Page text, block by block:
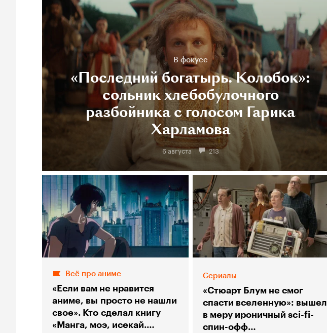
В фокусе
«Последний богатырь. Колобок»:
сольник хлебобулочного
разбойника с голосом Гарика
Харламова
6 августа 213
Всё про аниме
«Если вам не нравится
аниме, вы просто не нашли
свое». Кто сделал книгу
«Манга, моэ, исекай.
Сериалы
«Стюарт Блум не смог
спасти вселенную»: вышел
в меру ироничный sci-fi-
спин-офф